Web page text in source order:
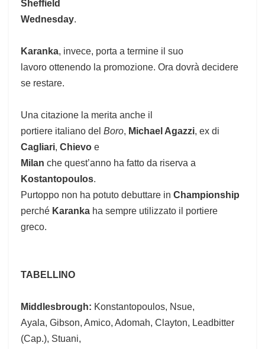
Sheffield
Wednesday.
Karanka, invece, porta a termine il suo
lavoro ottenendo la promozione. Ora dovrà decidere
se restare.
Una citazione la merita anche il
portiere italiano del Boro, Michael Agazzi, ex di
Cagliari, Chievo e
Milan che quest’anno ha fatto da riserva a
Kostantopoulos.
Purtoppo non ha potuto debuttare in Championship
perché Karanka ha sempre utilizzato il portiere
greco.
TABELLINO
Middlesbrough: Konstantopoulos, Nsue,
Ayala, Gibson, Amico, Adomah, Clayton, Leadbitter
(Cap.), Stuani,